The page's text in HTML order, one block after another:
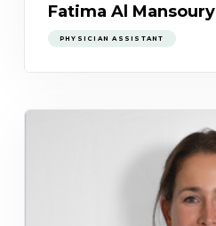
Fatima Al Mansoury
PHYSICIAN ASSISTANT